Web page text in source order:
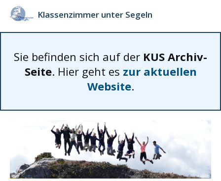
Klassenzimmer unter Segeln
Sie befinden sich auf der KUS Archiv-
Seite. Hier geht es zur aktuellen
Website.